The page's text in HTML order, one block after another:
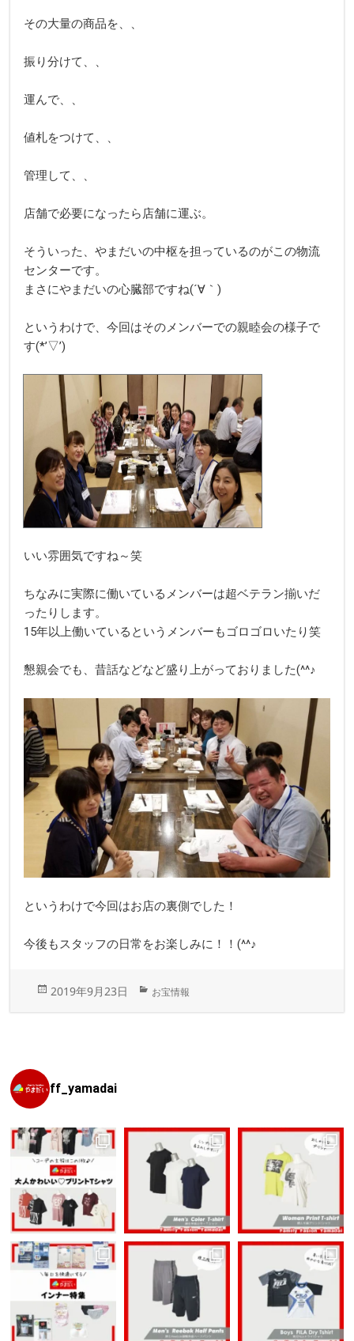
その大量の商品を、、
振り分けて、、
運んで、、
値札をつけて、、
管理して、、
店舗で必要になったら店舗に運ぶ。
そういった、やまだいの中枢を担っているのがこの物流
センターです。
まさにやまだいの心臓部ですね(´∀｀)
というわけで、今回はそのメンバーでの親睦会の様子で
す(*’▽’)
いい雰囲気ですね～笑
ちなみに実際に働いているメンバーは超ベテラン揃いだ
ったりします。
15年以上働いているというメンバーもゴロゴロいたり笑
懇親会でも、昔話などなど盛り上がっておりました(^^♪
というわけで今回はお店の裏側でした！
今後もスタッフの日常をお楽しみに！！(^^♪
投
日:
2019年9月23日
カ
ゴ
お宝情報
ff_yamadai